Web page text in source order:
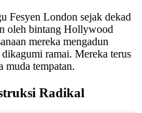
Fesyen London sejak dekad
oleh bintang Hollywood
mereka mengadun
ramai. Mereka terus
muda tempatan.
Radikal